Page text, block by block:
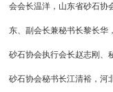
会会长温洋，山东省砂石协
东、副会长兼秘书长黎长华
砂石协会执行会长赵志刚、
砂石协会秘书长江清裕，河